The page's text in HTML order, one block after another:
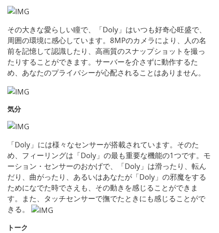
その大きな愛らしい瞳で、「Doly」はいつも好奇心旺盛で、
周囲の環境に感心しています。8MPのカメラにより、人の名
前を記憶して認識したり、高画質のスナップショットを撮っ
たりすることができます。サーバーを介さずに動作するた
め、あなたのプライバシーが心配されることはありません。
気分
「Doly」には様々なセンサーが搭載されています。そのた
め、フィーリングは「Doly」の最も重要な機能の1つです。モ
ーション・センサーのおかげで、「Doly」は滑ったり、転ん
だり、曲がったり、あるいはあなたが「Doly」の邪魔をする
ためになでた時でさえも、その動きを感じることができま
す。また、タッチセンサーで撫でたときにも感じることがで
きる。
トーク